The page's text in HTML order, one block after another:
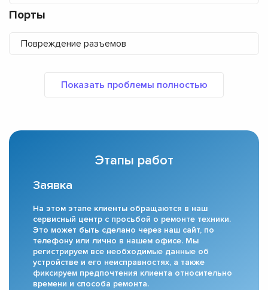
Порты
Повреждение разъемов
Этапы работ
Заявка
На этом этапе клиенты обращаются в наш
сервисный центр с просьбой о ремонте техники.
Это может быть сделано через наш сайт, по
телефону или лично в нашем офисе. Мы
регистрируем все необходимые данные об
устройстве и его неисправностях, а также
фиксируем предпочтения клиента относительно
времени и способа ремонта.